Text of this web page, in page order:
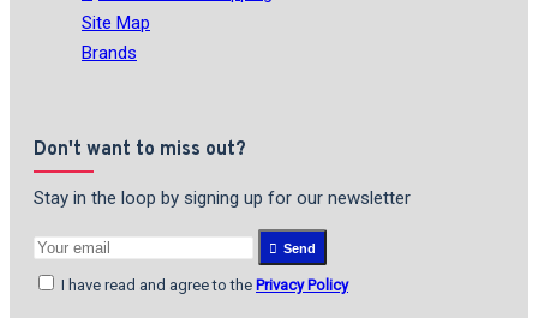
Site Map
Brands
Don't want to miss out?
Stay in the loop by signing up for our newsletter
Send
I have read and agree to the Privacy Policy